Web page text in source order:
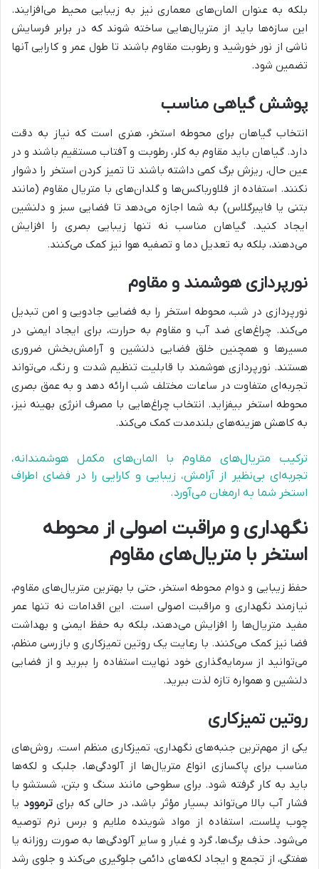
بلکه به عنوان المان‌های معماری نیز به زیبایی محیط می‌افزایند.
این سازه‌ها باید از متریال‌هایی ساخته شوند که در برابر فرسایش
ناشی از نور خورشید و رطوبت مقاوم باشند تا طول عمر و کارایی آنها
تضمین شود.
پوشش گیاهی مناسب
انتخاب گیاهان برای محوطه استخر، هنری است که نیاز به دقت
دارد. گیاهان باید مقاوم به کلر، رطوبت و آفتاب مستقیم باشند و در
عین حال، ریزش برگ کمی داشته باشند تا تمیز کردن استخر را دشوار
نکنند. استفاده از فلاورباکس‌ها و گلدان‌های با متریال مقاوم (مانند
بتنی یا فایبرگلاس) به شما اجازه می‌دهد تا فضایی سبز و دلنشین
ایجاد کنید. گیاهان مناسب نه تنها زیبایی بصری را افزایش
می‌دهند، بلکه به تعدیل دما و تصفیه هوا نیز کمک می‌کنند.
نورپردازی هوشمند و مقاوم
نورپردازی در شب، محوطه استخر را به فضایی جادویی و امن تبدیل
می‌کند. چراغ‌های ضد آب و مقاوم به حرارت، برای ایجاد ایمنی در
مسیرها و همچنین خلق فضایی دلنشین و آرامش‌بخش ضروری
هستند. نورپردازی هوشمند با قابلیت تنظیم شدت و رنگ، می‌تواند
تجربه‌ای متفاوت در ساعات مختلف شب ارائه دهد و به عمق بصری
محوطه استخر بیفزاید. انتخاب چراغ‌هایی با مصرف انرژی بهینه نیز،
به کاهش هزینه‌های بلندمدت کمک می‌کند.
ترکیب متریال‌های مقاوم با المان‌های مکمل هوشمندانه،
تجربه‌ای بی‌نظیر از آرامش، زیبایی و کارایی را در فضای اطراف
استخر شما به ارمغان می‌آورد.
نگهداری و مراقبت اصولی از محوطه
استخر با متریال‌های مقاوم
حفظ زیبایی و دوام محوطه استخر، حتی با بهترین متریال‌های مقاوم،
نیازمند نگهداری و مراقبت اصولی است. این اقدامات نه تنها عمر
مفید متریال‌ها را افزایش می‌دهند، بلکه به حفظ ایمنی و بهداشت
فضا نیز کمک می‌کنند. با رعایت یک روتین تمیزکاری و بازرسی منظم،
می‌توانید از سرمایه‌گذاری خود نهایت استفاده را ببرید و از فضایی
دلنشین و همواره تازه لذت ببرید.
روتین تمیزکاری
یکی از مهم‌ترین جنبه‌های نگهداری، تمیزکاری منظم است. روش‌های
مناسب برای پاکسازی انواع متریال‌ها از آلودگی‌ها، جلبک و لکه‌ها
باید به کار گرفته شود. برای سطوحی مانند سنگ و بتن، شستشو با
فشار آب بالا می‌تواند بسیار مؤثر باشد، در حالی که برایترموود یا
چوب پلاست، استفاده از مواد شوینده ملایم و برس نرم توصیه
می‌شود. حذف برگ‌ها، گرد و غبار و سایر آلودگی‌ها به صورت روزانه یا
هفتگی، از تجمع و ایجاد لکه‌های دائمی جلوگیری می‌کند و جلوی رشد